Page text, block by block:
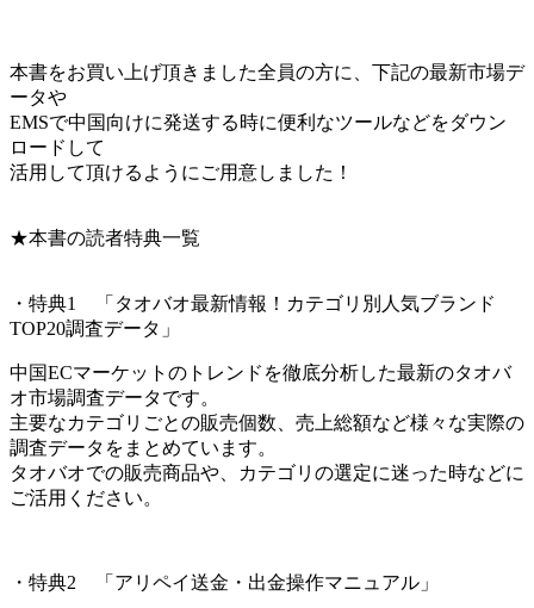
本書をお買い上げ頂きました全員の方に、下記の最新市場デ
ータや
EMSで中国向けに発送する時に便利なツールなどをダウン
ロードして
活用して頂けるようにご用意しました！
★本書の読者特典一覧
・特典1 「タオバオ最新情報！カテゴリ別人気ブランド
TOP20調査データ」
中国ECマーケットのトレンドを徹底分析した最新のタオバ
オ市場調査データです。
主要なカテゴリごとの販売個数、売上総額など様々な実際の
調査データをまとめています。
タオバオでの販売商品や、カテゴリの選定に迷った時などに
ご活用ください。
・特典2 「アリペイ送金・出金操作マニュアル」